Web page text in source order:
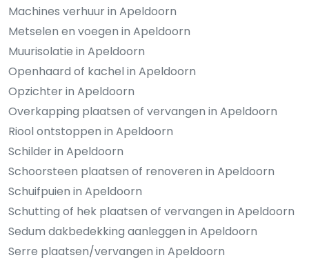
Machines verhuur in Apeldoorn
Metselen en voegen in Apeldoorn
Muurisolatie in Apeldoorn
Openhaard of kachel in Apeldoorn
Opzichter in Apeldoorn
Overkapping plaatsen of vervangen in Apeldoorn
Riool ontstoppen in Apeldoorn
Schilder in Apeldoorn
Schoorsteen plaatsen of renoveren in Apeldoorn
Schuifpuien in Apeldoorn
Schutting of hek plaatsen of vervangen in Apeldoorn
Sedum dakbedekking aanleggen in Apeldoorn
Serre plaatsen/vervangen in Apeldoorn